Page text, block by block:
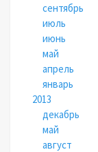
сентябрь
июль
июнь
май
апрель
январь
2013
декабрь
май
август